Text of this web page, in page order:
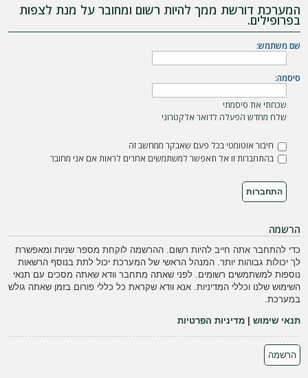
ר
ש
מ
המערכת דורשת ממך להיות רשום ומחובר על מנת לצפות
בפרופילים.
שם משתמש:
סיסמה:
שכחתי את סיסמתי
שלח מחדש הפעלה לדואר אלקטרוני
חיבור אוטומטי בכל פעם שאבקר ממחשב זה
בהתחברות זו אל תאפשר למשתמשים אחרים לראות אם אני מחובר
הרשמה
כדי להתחבר אתה חייב להיות רשום. ההרשמה לוקחת מספר שניות ומאפשרת
לך יכולות גבוהות יותר. המנהל הראשי של המערכת יכול לתת בנוסף הרשאות
נוספות למשתמשים רשומים. לפני שאתה מתחבר וודא שאתה מסכים עם תנאי
השימוש שלנו וכללי המדיניות. אנא וודא שקראת כל כללי פורום בזמן שאתה גולש
במערכת.
תנאי שימוש |מדיניות הפרטיות
הרשמה